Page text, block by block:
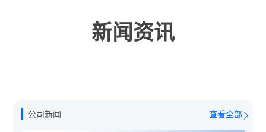
新闻资讯
公司新闻 查看全部